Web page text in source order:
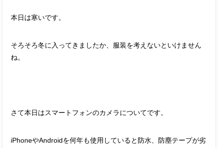
本日は寒いです。
そろそろ冬に入ってきましたか、服装を考えないといけません
ね。
さて本日はスマートフォンのカメラについてです。
iPhoneやAndroidを何年も使用していると防水、防塵テープが劣